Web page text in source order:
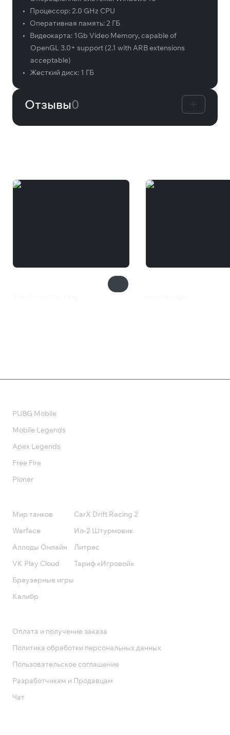
•
Процессор:2.0 GHz CPU
•
Оперативная память:2 ГБ
•
Видеокарта: 1Gb Video Memory, capable of
OpenGL 3.0+ support (2.1 with ARB extensions
acceptable)
•
Жесткий диск: 1 ГБ
Отзывы0
PUBG Mobile
Mobile Legends
Apex Legends
Free Fire
Pioner
Мир танков
Warface
Аллоды Онлайн
VK Play Cloud
Браузерные игры
Калибр
CarX Drift Racing 2
Ил-2 Штурмовик
Литрес
Тариф «Игровой»
Оплата и получение заказа
Политика обработки персональных данных
Пользовательское соглашение
Разработчикам и Продавцам
Чат